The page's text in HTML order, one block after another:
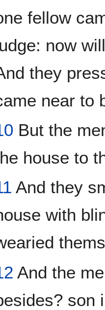
fellow
now
they
near to
But the
house to
And they
with
And the
son